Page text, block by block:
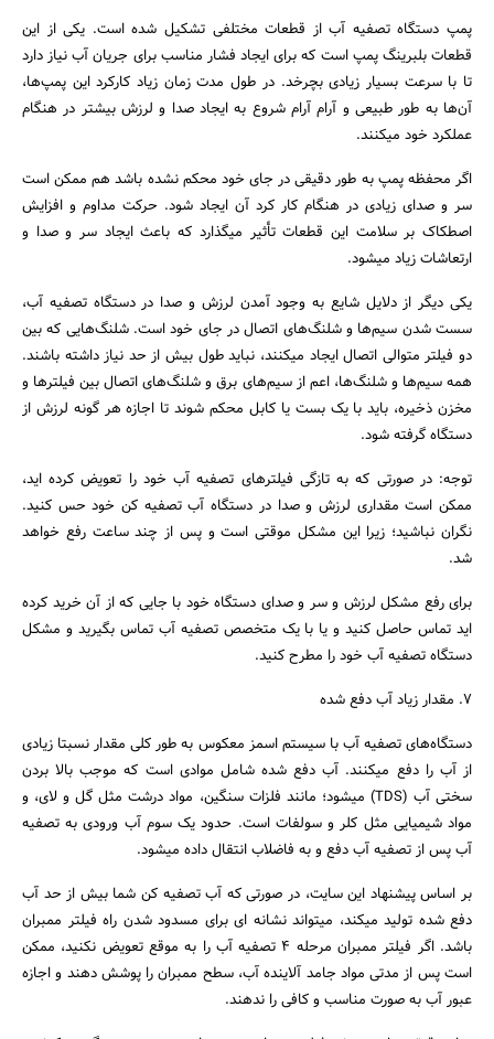
پمپ دستگاه تصفیه آب از قطعات مختلفی تشکیل شده است. یکی از این
قطعات بلبرینگ پمپ است که برای ایجاد فشار مناسب برای جریان آب نیاز دارد
تا با سرعت بسیار زیادی بچرخد. در طول مدت زمان زیاد کارکرد این پمپ‌ها،
آن‌ها به طور طبیعی و آرام آرام شروع به ایجاد صدا و لرزش بیشتر در هنگام
عملکرد خود میکنند.
اگر محفظه پمپ به طور دقیقی در جای خود محکم نشده باشد هم ممکن است
سر و صدای زیادی در هنگام کار کرد آن ایجاد شود. حرکت مداوم و افزایش
اصطکاک بر سلامت این قطعات تأثیر میگذارد که باعث ایجاد سر و صدا و
ارتعاشات زیاد میشود.
یکی دیگر از دلایل شایع به وجود آمدن لرزش و صدا در دستگاه تصفیه آب،
سست شدن سیم‌ها و شلنگ‌های اتصال در جای خود است. شلنگ‌هایی که بین
دو فیلتر متوالی اتصال ایجاد میکنند، نباید طول بیش از حد نیاز داشته باشند.
همه سیم‌ها و شلنگ‌ها، اعم از سیم‌های برق و شلنگ‌های اتصال بین فیلتر‌ها و
مخزن ذخیره، باید با یک بست یا کابل محکم شوند تا اجازه هر گونه لرزش از
دستگاه گرفته شود.
توجه: در صورتی که به تازگی فیلتر‌های تصفیه آب خود را تعویض کرده اید،
ممکن است مقداری لرزش و صدا در دستگاه آب تصفیه کن خود حس کنید.
نگران نباشید؛ زیرا این مشکل موقتی است و پس از چند ساعت رفع خواهد
شد.
برای رفع مشکل لرزش و سر و صدای دستگاه خود با جایی که از آن خرید کرده
اید تماس حاصل کنید و یا با یک متخصص تصفیه آب تماس بگیرید و مشکل
دستگاه تصفیه آب خود را مطرح کنید.
7. مقدار زیاد آب دفع شده
دستگاه‌های تصفیه آب با سیستم اسمز معکوس به طور کلی مقدار نسبتا زیادی
از آب را دفع میکنند. آب دفع شده شامل موادی است که موجب بالا بردن
سختی آب (TDS) میشود؛ مانند فلزات سنگین، مواد درشت مثل گل و لای، و
مواد شیمیایی مثل کلر و سولفات است. حدود یک سوم آب ورودی به تصفیه
آب پس از تصفیه آب دفع و به فاضلاب انتقال داده میشود.
بر اساس پیشنهاد این سایت، در صورتی که آب تصفیه کن شما بیش از حد آب
دفع شده تولید میکند، میتواند نشانه ای برای مسدود شدن راه فیلتر ممبران
باشد. اگر فیلتر ممبران مرحله 4 تصفیه آب را به موقع تعویض نکنید، ممکن
است پس از مدتی مواد جامد آلاینده آب، سطح ممبران را پوشش دهند و اجازه
عبور آب به صورت مناسب و کافی را ندهند.